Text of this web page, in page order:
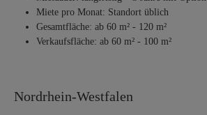
Miete pro Monat: Standort üblich
Gesamtfläche: ab 60 m² - 120 m²
Verkaufsfläche: ab 60 m² - 100 m²
Nordrhein-Westfalen